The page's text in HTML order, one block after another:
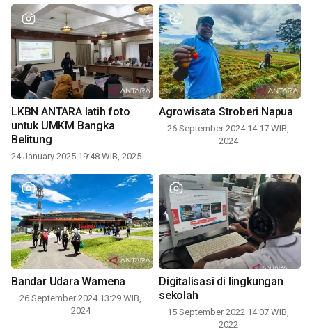
LKBN ANTARA latih foto
untuk UMKM Bangka
Belitung
24 January 2025 19:48 WIB, 2025
Agrowisata Stroberi Napua
26 September 2024 14:17 WIB,
2024
Bandar Udara Wamena
26 September 2024 13:29 WIB,
2024
Digitalisasi di lingkungan
sekolah
15 September 2022 14:07 WIB,
2022